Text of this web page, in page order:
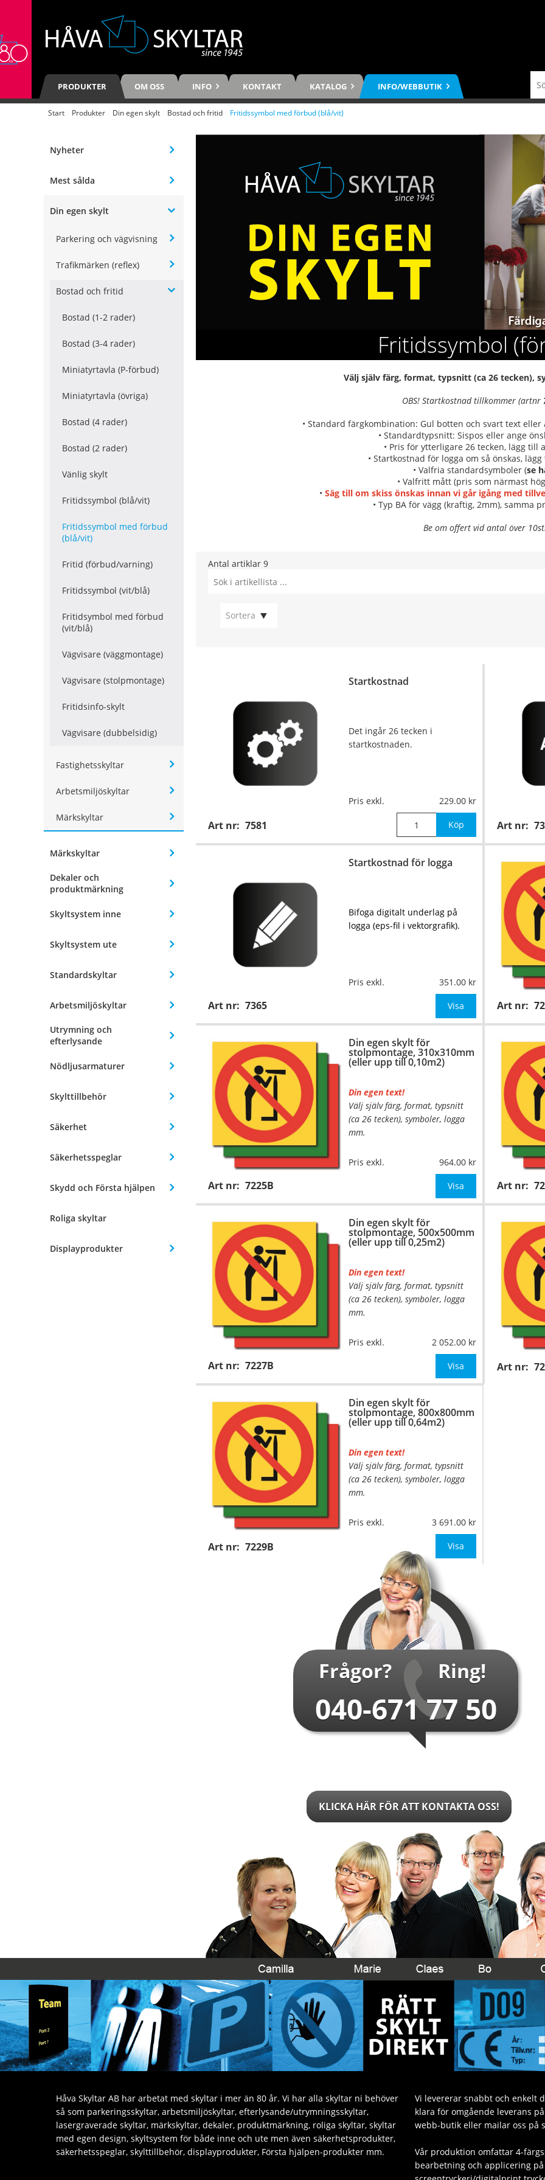
PRODUKTER OM OSS INFO KONTAKT KATALOG INFO/WEBBUTIK
Start Produkter Din egen skylt Bostad och fritid Fritidssymbol med förbud (blå/vit)
Nyheter
Mest sålda
Din egen skylt
Parkering och vägvisning
Trafikmärken (reflex)
Bostad och fritid
Bostad (1-2 rader)
Bostad (3-4 rader)
Miniatyrtavla (P-förbud)
Miniatyrtavla (övriga)
Bostad (4 rader)
Bostad (2 rader)
Vänlig skylt
Fritidssymbol (blå/vit)
Fritidssymbol med förbud
(blå/vit)
Fritid (förbud/varning)
Fritidssymbol (vit/blå)
Fritidsymbol med förbud
(vit/blå)
Vägvisare (väggmontage)
Vägvisare (stolpmontage)
Fritidsinfo-skylt
Vägvisare (dubbelsidig)
Fastighetsskyltar
Arbetsmiljöskyltar
Märkskyltar
Märkskyltar
Dekaler och
produktmärkning
Skyltsystem inne
Skyltsystem ute
Standardskyltar
Arbetsmiljöskyltar
Utrymning och
efterlysande
Nödljusarmaturer
Skylttillbehör
Säkerhet
Säkerhetsspeglar
Skydd och Första hjälpen
Roliga skyltar
Displayprodukter
Fritidssymbol
Välj själv färg, format, typsnitt (ca 26 tecken),
OBS! Startkostnad tillkommer (artnr
• Standard färgkombination: Gul botten och svart text
• Standardtypsnitt: Sispos eller ange
• Pris för ytterligare 26 tecken, lägg till
• Startkostnad för logga om så önskas,
• Valfria standardsymboler (se
• Valfritt mått (pris som närmast
• Säg till om skiss önskas innan vi går igång med
• Typ BA för vägg (kraftig, 2mm), samma
Be om offert vid antal över
Antal artiklar 9
Sortera
Startkostnad
Art nr: 7581
Det ingår 26 tecken i
startkostnaden.
Pris exkl. 229.00
Köp Art nr:
Startkostnad för logga
Art nr: 7365
Bifoga digitalt underlag på
logga (eps-fil i vektorgrafik).
Pris exkl. 351.00
Visa Art nr:
Din egen skylt för
stolpmontage, 310x310mm
(eller upp till 0,10m2)
Art nr: 7225B
Din egen text!
Välj själv färg, format, typsnitt
(ca 26 tecken), symboler, logga
mm.
Material:
Kantvikt aluminium,
310x310mm (eller annat
Be om offert vid an
Pris exkl. 964.00
Visa Art nr:
Din egen skylt för
stolpmontage, 500x500mm
(eller upp till 0,25m2)
Art nr: 7227B
Din egen text!
Välj själv färg, format, typsnitt
(ca 26 tecken), symboler, logga
mm.
Material:
Kantvikt aluminium,
500x500mm (eller annat
Be om offert vid an
Pris exkl. 2 052.00
Visa Art nr:
Din egen skylt för
stolpmontage, 800x800mm
(eller upp till 0,64m2)
Art nr: 7229B
Din egen text!
Välj själv färg, format, typsnitt
(ca 26 tecken), symboler, logga
mm.
Material:
Kantvikt, 2mm
800x800mm (eller annat
mått upp till 0,64m²)
Be om offert vid antal över 1
…
Pris exkl. 3 691.00
Visa
Frågor? Ring!
040-671 77 50
KLICKA HÄR FÖR ATT KONTAKTA OSS!
Håva Skyltar AB har arbetat med skyltar i mer än 80 år. Vi har alla skyltar ni behöver
så som parkeringsskyltar, arbetsmiljöskyltar, efterlysande/utrymningsskyltar,
lasergraverade skyltar, märkskyltar, dekaler, produktmärkning, roliga skyltar, skyltar
med egen design, skyltsystem för både inne och ute men även säkerhetsprodukter,
säkerhetsspeglar, skylttillbehör, displayprodukter, Första hjälpen-produkter mm.
Vi levererar snabbt och enkelt
klara för omgående leverans
webb-butik eller mailar oss på
Vår produktion omfattar 4-
bearbetning och applicering